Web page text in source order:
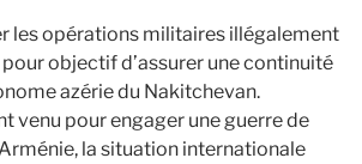
les opérations militaires illégalement
objectif d’assurer une continuité
azérie du Nakitchevan.
venu pour engager une guerre de
la situation internationale